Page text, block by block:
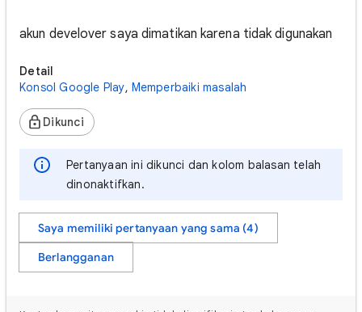
akun develover saya dimatikan karena tidak digunakan
Detail
Konsol Google Play, Memperbaiki masalah
Dikunci
Pertanyaan ini dikunci dan kolom balasan telah
dinonaktifkan.
Saya memiliki pertanyaan yang sama (4)
Berlangganan